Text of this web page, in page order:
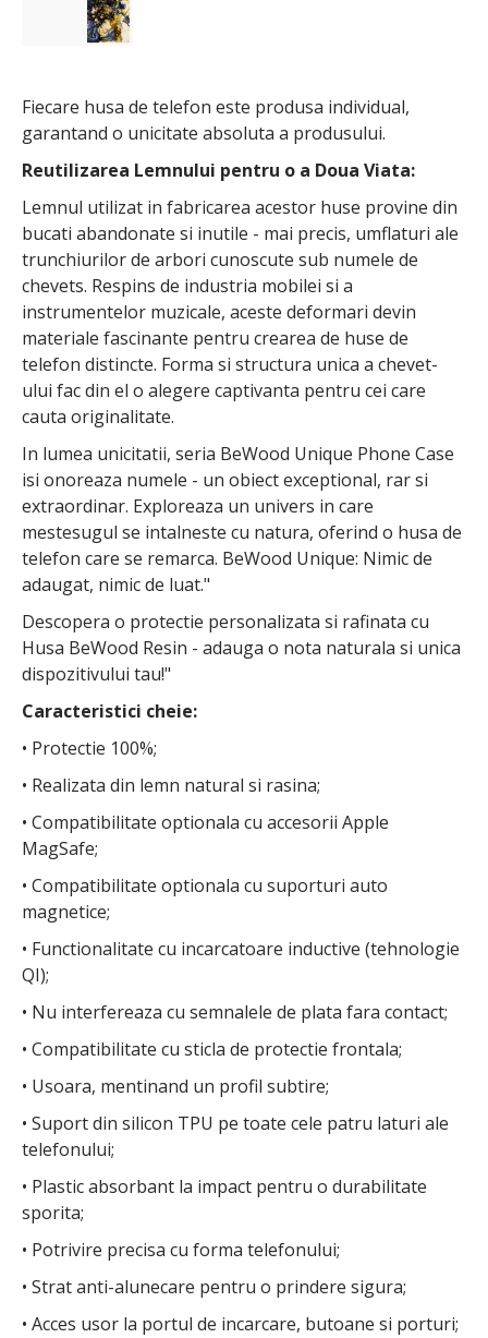
Fiecare husa de telefon este produsa individual,
garantand o unicitate absoluta a produsului.
Reutilizarea Lemnului pentru o a Doua Viata:
Lemnul utilizat in fabricarea acestor huse provine din
bucati abandonate si inutile - mai precis, umflaturi ale
trunchiurilor de arbori cunoscute sub numele de
chevets. Respins de industria mobilei si a
instrumentelor muzicale, aceste deformari devin
materiale fascinante pentru crearea de huse de
telefon distincte. Forma si structura unica a chevet-
ului fac din el o alegere captivanta pentru cei care
cauta originalitate.
In lumea unicitatii, seria BeWood Unique Phone Case
isi onoreaza numele - un obiect exceptional, rar si
extraordinar. Exploreaza un univers in care
mestesugul se intalneste cu natura, oferind o husa de
telefon care se remarca. BeWood Unique: Nimic de
adaugat, nimic de luat."
Descopera o protectie personalizata si rafinata cu
Husa BeWood Resin - adauga o nota naturala si unica
dispozitivului tau!"
Caracteristici cheie:
• Protectie 100%;
• Realizata din lemn natural si rasina;
• Compatibilitate optionala cu accesorii Apple
MagSafe;
• Compatibilitate optionala cu suporturi auto
magnetice;
• Functionalitate cu incarcatoare inductive (tehnologie
QI);
• Nu interfereaza cu semnalele de plata fara contact;
• Compatibilitate cu sticla de protectie frontala;
• Usoara, mentinand un profil subtire;
• Suport din silicon TPU pe toate cele patru laturi ale
telefonului;
• Plastic absorbant la impact pentru o durabilitate
sporita;
• Potrivire precisa cu forma telefonului;
• Strat anti-alunecare pentru o prindere sigura;
• Acces usor la portul de incarcare, butoane si porturi;